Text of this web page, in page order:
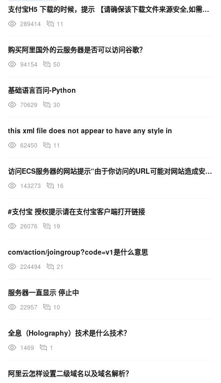
支付宝H5 下载的时候，提示 【请确保该下载文件来源安全,如需浏览,请长按网址复制后使用浏览器访问】
289414 11
购买阿里国外的云服务器是否可以访问谷歌？
94154 50
基础语言百问-Python
70629 30
this xml file does not appear to have any style in
62450 11
访问ECS服务器的网站提示“由于你访问的URL可能对网站造成安全威胁，您的访问被阻断”，这是什么原因？
143273 16
#支付宝 授权提示请在支付宝客户端打开链接
26076 19
com/action/joingroup?code=v1是什么意思
224494 21
服务器一直显示 停止中
22957 10
全息（Holography）技术是什么技术？
1469 1
阿里云怎样设置二级域名以及域名解析？